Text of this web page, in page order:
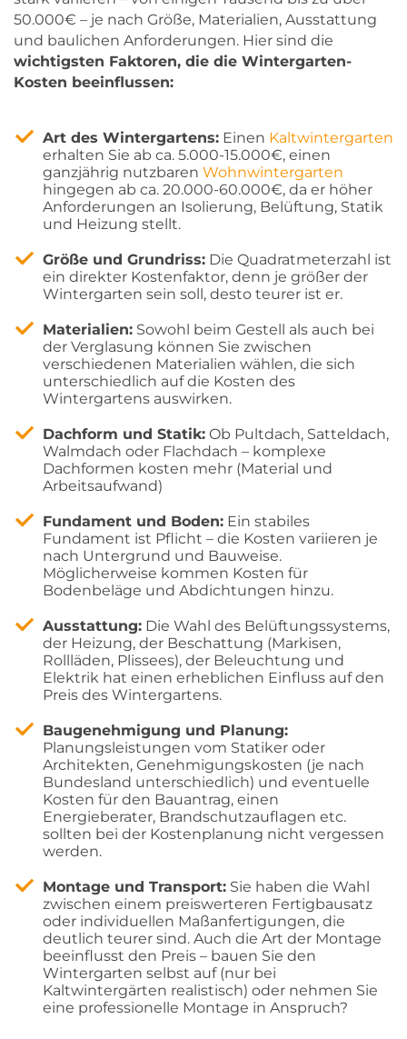
50.000€ – je nach Größe, Materialien, Ausstattung
und baulichen Anforderungen. Hier sind die
wichtigsten Faktoren, die die Wintergarten-
Kosten beeinflussen:
Art des Wintergartens: Einen Kaltwintergarten
erhalten Sie ab ca. 5.000-15.000€, einen
ganzjährig nutzbaren Wohnwintergarten
hingegen ab ca. 20.000-60.000€, da er höher
Anforderungen an Isolierung, Belüftung, Statik
und Heizung stellt.
Größe und Grundriss: Die Quadratmeterzahl ist
ein direkter Kostenfaktor, denn je größer der
Wintergarten sein soll, desto teurer ist er.
Materialien: Sowohl beim Gestell als auch bei
der Verglasung können Sie zwischen
verschiedenen Materialien wählen, die sich
unterschiedlich auf die Kosten des
Wintergartens auswirken.
Dachform und Statik: Ob Pultdach, Satteldach,
Walmdach oder Flachdach – komplexe
Dachformen kosten mehr (Material und
Arbeitsaufwand)
Fundament und Boden: Ein stabiles
Fundament ist Pflicht – die Kosten variieren je
nach Untergrund und Bauweise.
Möglicherweise kommen Kosten für
Bodenbeläge und Abdichtungen hinzu.
Ausstattung: Die Wahl des Belüftungssystems,
der Heizung, der Beschattung (Markisen,
Rollläden, Plissees), der Beleuchtung und
Elektrik hat einen erheblichen Einfluss auf den
Preis des Wintergartens.
Baugenehmigung und Planung:
Planungsleistungen vom Statiker oder
Architekten, Genehmigungskosten (je nach
Bundesland unterschiedlich) und eventuelle
Kosten für den Bauantrag, einen
Energieberater, Brandschutzauflagen etc.
sollten bei der Kostenplanung nicht vergessen
werden.
Montage und Transport: Sie haben die Wahl
zwischen einem preiswerteren Fertigbausatz
oder individuellen Maßanfertigungen, die
deutlich teurer sind. Auch die Art der Montage
beeinflusst den Preis – bauen Sie den
Wintergarten selbst auf (nur bei
Kaltwintergärten realistisch) oder nehmen Sie
eine professionelle Montage in Anspruch?